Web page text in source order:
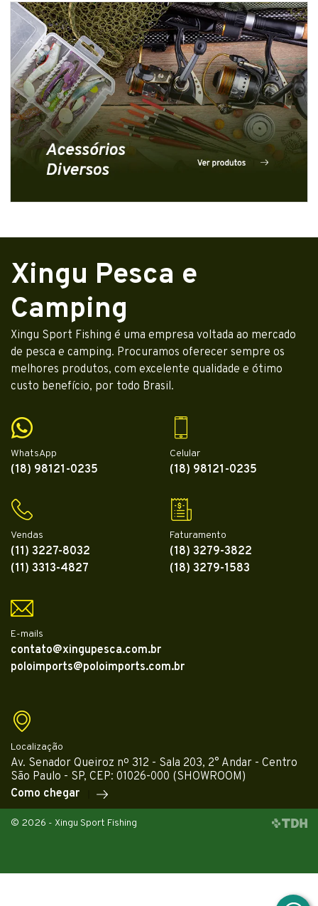
Xingu Pesca e
Camping
Xingu Sport Fishing é uma empresa voltada ao mercado
de pesca e camping. Procuramos oferecer sempre os
melhores produtos, com excelente qualidade e ótimo
custo benefício, por todo Brasil.
WhatsApp
(18) 98121-0235
Celular
(18) 98121-0235
Vendas
(11) 3227-8032
(11) 3313-4827
Faturamento
(18) 3279-3822
(18) 3279-1583
E-mails
contato@xingupesca.com.br
poloimports@poloimports.com.br
Localização
Av. Senador Queiroz nº 312 - Sala 203, 2° Andar - Centro
São Paulo - SP, CEP: 01026-000 (SHOWROOM)
Como chegar
© 2026 - Xingu Sport Fishing